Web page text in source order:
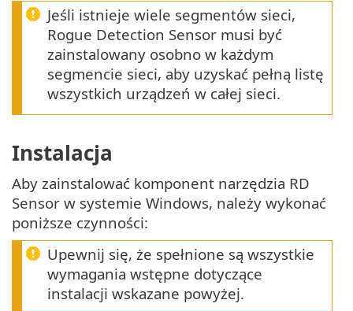
Jeśli istnieje wiele segmentów sieci,
Rogue Detection Sensor musi być
zainstalowany osobno w każdym
segmencie sieci, aby uzyskać pełną listę
wszystkich urządzeń w całej sieci.
Instalacja
Aby zainstalować komponent narzędzia RD
Sensor w systemie Windows, należy wykonać
poniższe czynności:
Upewnij się, że spełnione są wszystkie
wymagania wstępne dotyczące
instalacji wskazane powyżej.